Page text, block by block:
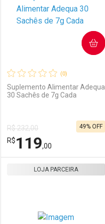
(0)
Suplemento Alimentar Adequa
30 Sachês de 7g Cada
R$ 232,00
R$119,00
49% OFF
COMPRAR
LOJA PARCEIRA